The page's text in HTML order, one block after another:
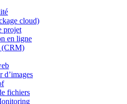
cloud)
projet
en ligne
(CRM)
d’images
fichiers